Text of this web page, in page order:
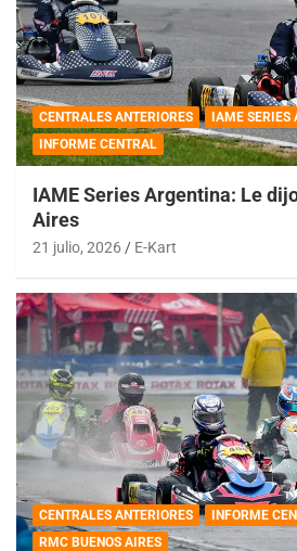
CENTRALES ANTERIORES
IAME SERIES
INFORME CENTRAL
IAME Series Argentina: Le
Aires
21 julio, 2026 E-Kart
CENTRALES ANTERIORES
INFORME
RMC BUENOS AIRES